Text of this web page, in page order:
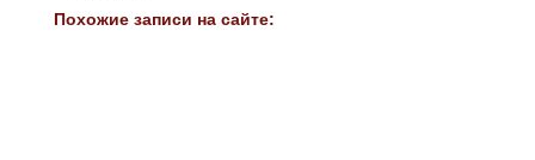
Похожие записи на сайте: